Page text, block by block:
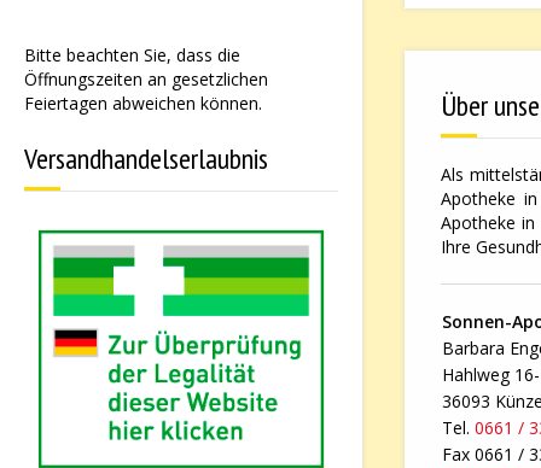
Bitte beachten Sie, dass die
Öffnungszeiten an gesetzlichen
Feiertagen abweichen können.
Versandhandelserlaubnis
Über
Als
Apotheke
Apotheke in
Ihre
Sonnen-
Barbara
Hahlweg
36093
Tel. 0661 /
Fax 0661 /